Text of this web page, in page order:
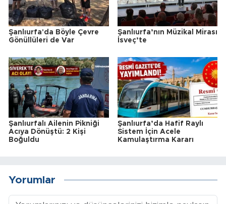
Şanlıurfa'da Böyle Çevre
Gönüllüleri de Var
Şanlıurfa’nın Müzikal Mirası
İsveç’te
Şanlıurfalı Ailenin Pikniği
Acıya Dönüştü: 2 Kişi
Boğuldu
Şanlıurfa’da Hafif Raylı
Sistem İçin Acele
Kamulaştırma Kararı
Yorumlar